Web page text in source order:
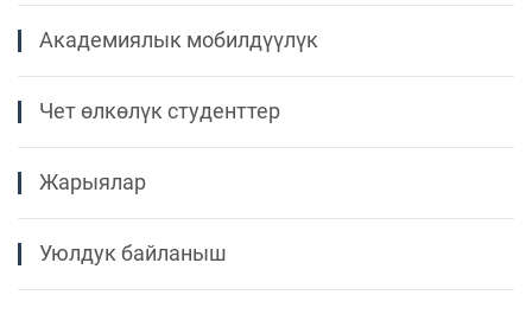
Академиялык мобилдүүлүк
Чет өлкөлүк студенттер
Жарыялар
Уюлдук байланыш